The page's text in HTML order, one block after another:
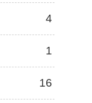
4
1
16